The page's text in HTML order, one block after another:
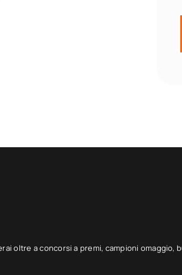
oltre a concorsi a premi, campioni